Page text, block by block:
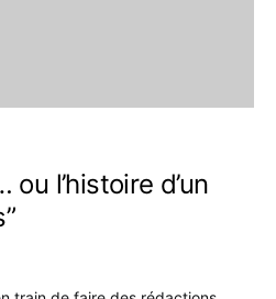
l’histoire d’un